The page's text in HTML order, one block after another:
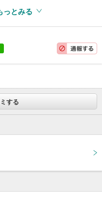
っとみる
する